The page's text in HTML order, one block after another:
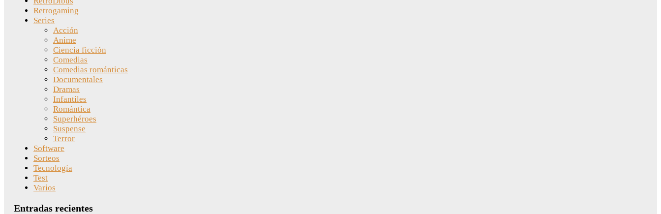
Retrogaming
Series
Acción
Anime
Ciencia ficción
Comedias
Comedias románticas
Documentales
Dramas
Infantiles
Romántica
Superhéroes
Suspense
Terror
Software
Sorteos
Tecnología
Test
Varios
Entradas recientes